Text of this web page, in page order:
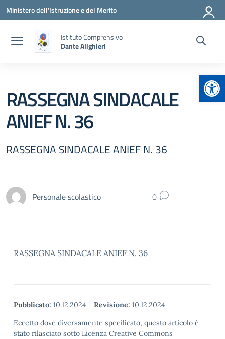
Vai ai contenuti
Vai al menu di navigazione
Vai al footer
Ministero dell'Istruzione e del Merito
Istituto Comprensivo
Dante Alighieri
RASSEGNA SINDACALE
ANIEF N. 36
RASSEGNA SINDACALE ANIEF N. 36
Personale scolastico 0
RASSEGNA SINDACALE ANIEF N. 36
Pubblicato: 10.12.2024 - Revisione: 10.12.2024
Eccetto dove diversamente specificato, questo articolo è
stato rilasciato sotto Licenza Creative Commons